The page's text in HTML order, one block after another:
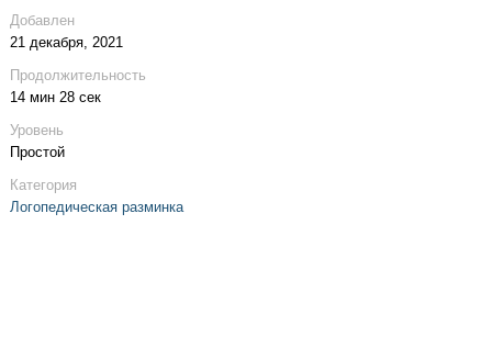
Добавлен
21 декабря, 2021
Продолжительность
14 мин 28 сек
Уровень
Простой
Категория
Логопедическая разминка